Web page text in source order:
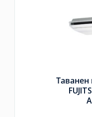
Таванен